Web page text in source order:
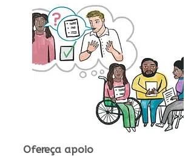
Ofereça apoio